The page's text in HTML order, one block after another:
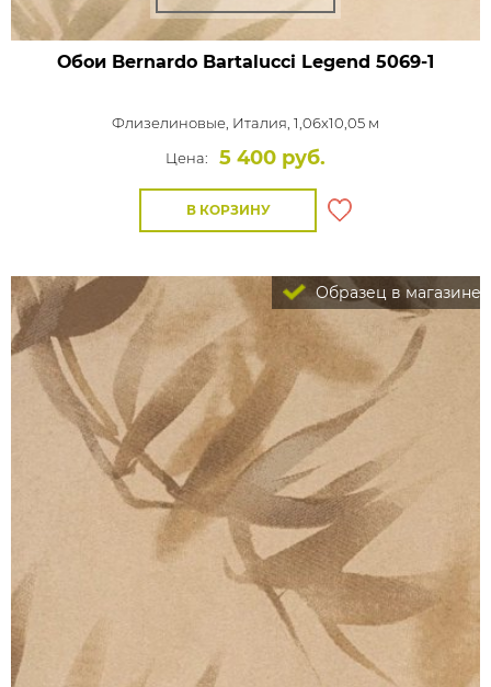
Обои Bernardo Bartalucci Legend 5069-1
Флизелиновые, Италия, 1,06x10,05 м
Цена:
5 400 руб.
В КОРЗИНУ
Образец в магазине